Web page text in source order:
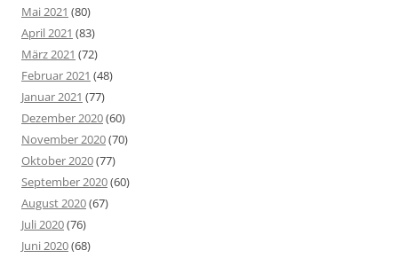
Mai 2021 (80)
April 2021 (83)
März 2021 (72)
Februar 2021 (48)
Januar 2021 (77)
Dezember 2020(60)
November 2020(70)
Oktober 2020(77)
September 2020(60)
August 2020(67)
Juli 2020(76)
Juni 2020(68)